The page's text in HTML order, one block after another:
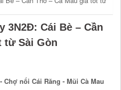
3N2Đ: Cái Bè – Cần
từ Sài Gòn
Chợ nổi Cái Răng - Mũi Cà Mau